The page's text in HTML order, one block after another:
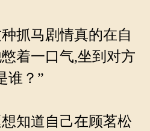
抓马剧情真的在自
着一口气,坐到对方
谁？”
知道自己在顾茗松